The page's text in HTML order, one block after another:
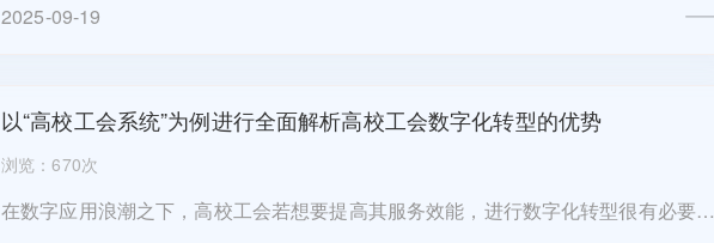
入了解，下面就来说说该平台主要解决哪些问题。传统工会..
2025-09-19
以“高校工会系统”为例进行全面解析高校工会数字化转型的优势
浏览：670次
在数字应用浪潮之下，高校工会若想要提高其服务效能，进行数字化转型很有必要，